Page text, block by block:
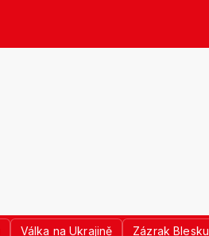
Válka na Ukrajině Zázrak Blesku